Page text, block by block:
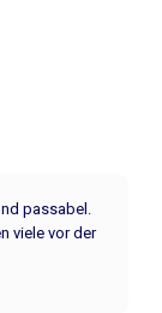
passabel.
viele vor der